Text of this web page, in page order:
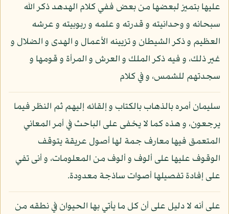
عليها بتميز لبعضها من بعض ففي كلام الهدهد ذكر الله
سبحانه و وحدانيته و قدرته و علمه و ربوبيته و عرشه
العظيم و ذكر الشيطان و تزيينه الأعمال و الهدى و الضلال و
غير ذلك، و فيه ذكر الملك و العرش و المرأة و قومها و
سجدتهم للشمس، و في كلام
سليمان أمره بالذهاب بالكتاب و إلقائه إليهم ثم النظر فيما
يرجعون، و هذه كما لا يخفى على الباحث في أمر المعاني
المتعمق فيها معارف جمة لها أصول عريقة يتوقف
الوقوف عليها على ألوف و ألوف من المعلومات، و أنى تفي
على إفادة تفصيلها أصوات ساذجة معدودة.
على أنه لا دليل على أن كل ما يأتي بها الحيوان في نطقه من